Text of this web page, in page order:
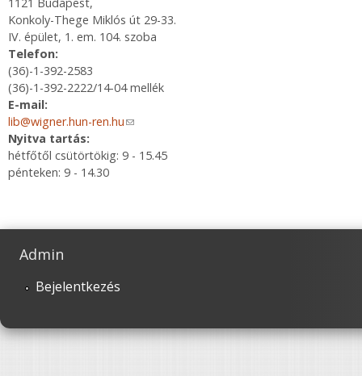
Konkoly-Thege Miklós út 29-33.
IV. épület, 1. em. 104. szoba
Telefon:
(36)-1-392-2583
(36)-1-392-2222/14-04 mellék
E-mail:
lib@wigner.hun-ren.hu(link sends e-mail)
Nyitva tartás:
hétfőtől csütörtökig: 9 - 15.45
pénteken: 9 - 14.30
Admin
Bejelentkezés